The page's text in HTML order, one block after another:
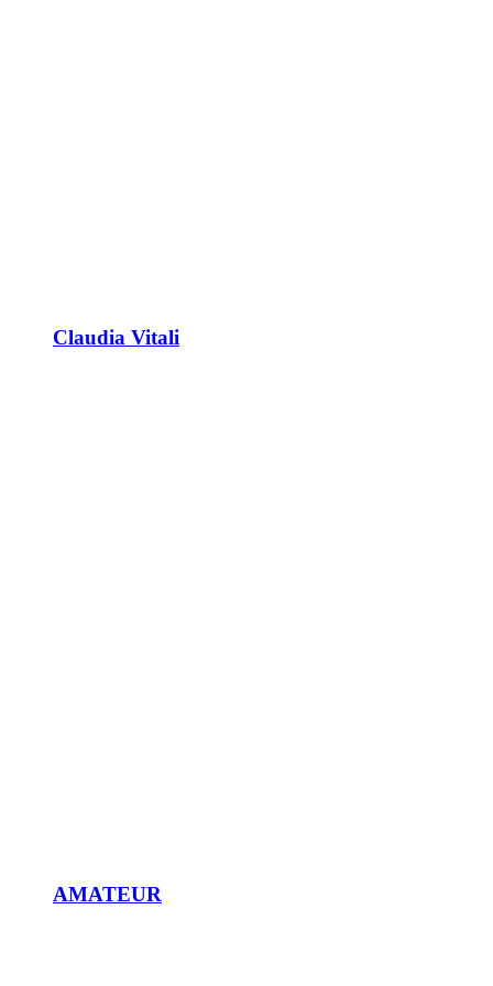
Claudia Vitali
AMATEUR